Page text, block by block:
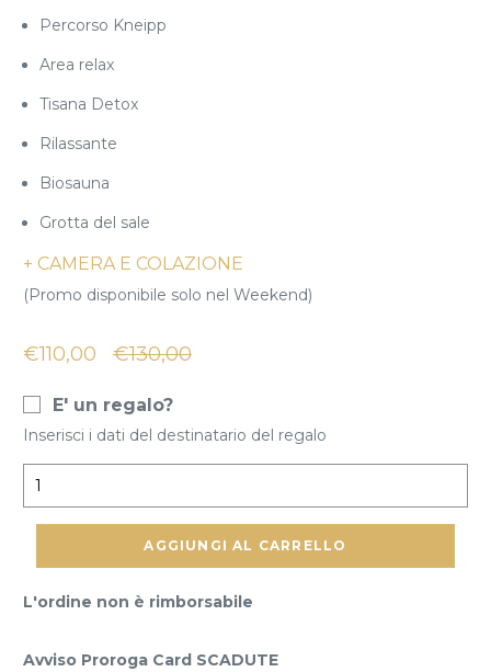
Percorso Kneipp
Area relax
Tisana Detox
Rilassante
Biosauna
Grotta del sale
+ CAMERA E COLAZIONE
(Promo disponibile solo nel Weekend)
€130,00
€110,00
E' un regalo?
Inserisci i dati del destinatario del regalo
AGGIUNGI AL CARRELLO
L'ordine non è rimborsabile
Avviso Proroga Card SCADUTE